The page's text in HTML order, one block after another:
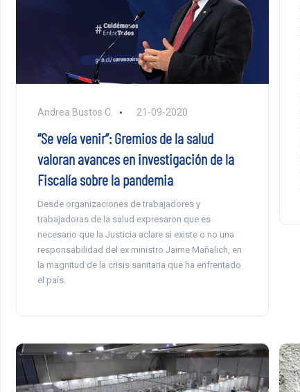
Andrea Bustos C. 21-09-2020
“Se veía venir”: Gremios de la salud
valoran avances en investigación de la
Fiscalía sobre la pandemia
Desde organizaciones de trabajadores y
trabajadoras de la salud expresaron que es
necesario que la Justicia aclare si existe o no una
responsabilidad del ex ministro Jaime Mañalich, en
la magnitud de la crisis sanitaria que ha enfrentado
el país.